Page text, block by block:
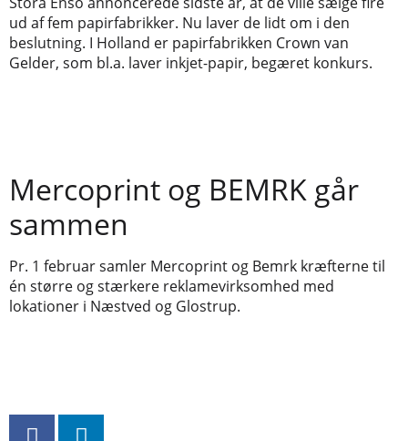
ud af fem papirfabrikker. Nu laver de lidt om i den
beslutning. I Holland er papirfabrikken Crown van
Gelder, som bl.a. laver inkjet-papir, begæret konkurs.
Mercoprint og BEMRK går
sammen
Pr. 1 februar samler Mercoprint og Bemrk kræfterne til
én større og stærkere reklamevirksomhed med
lokationer i Næstved og Glostrup.